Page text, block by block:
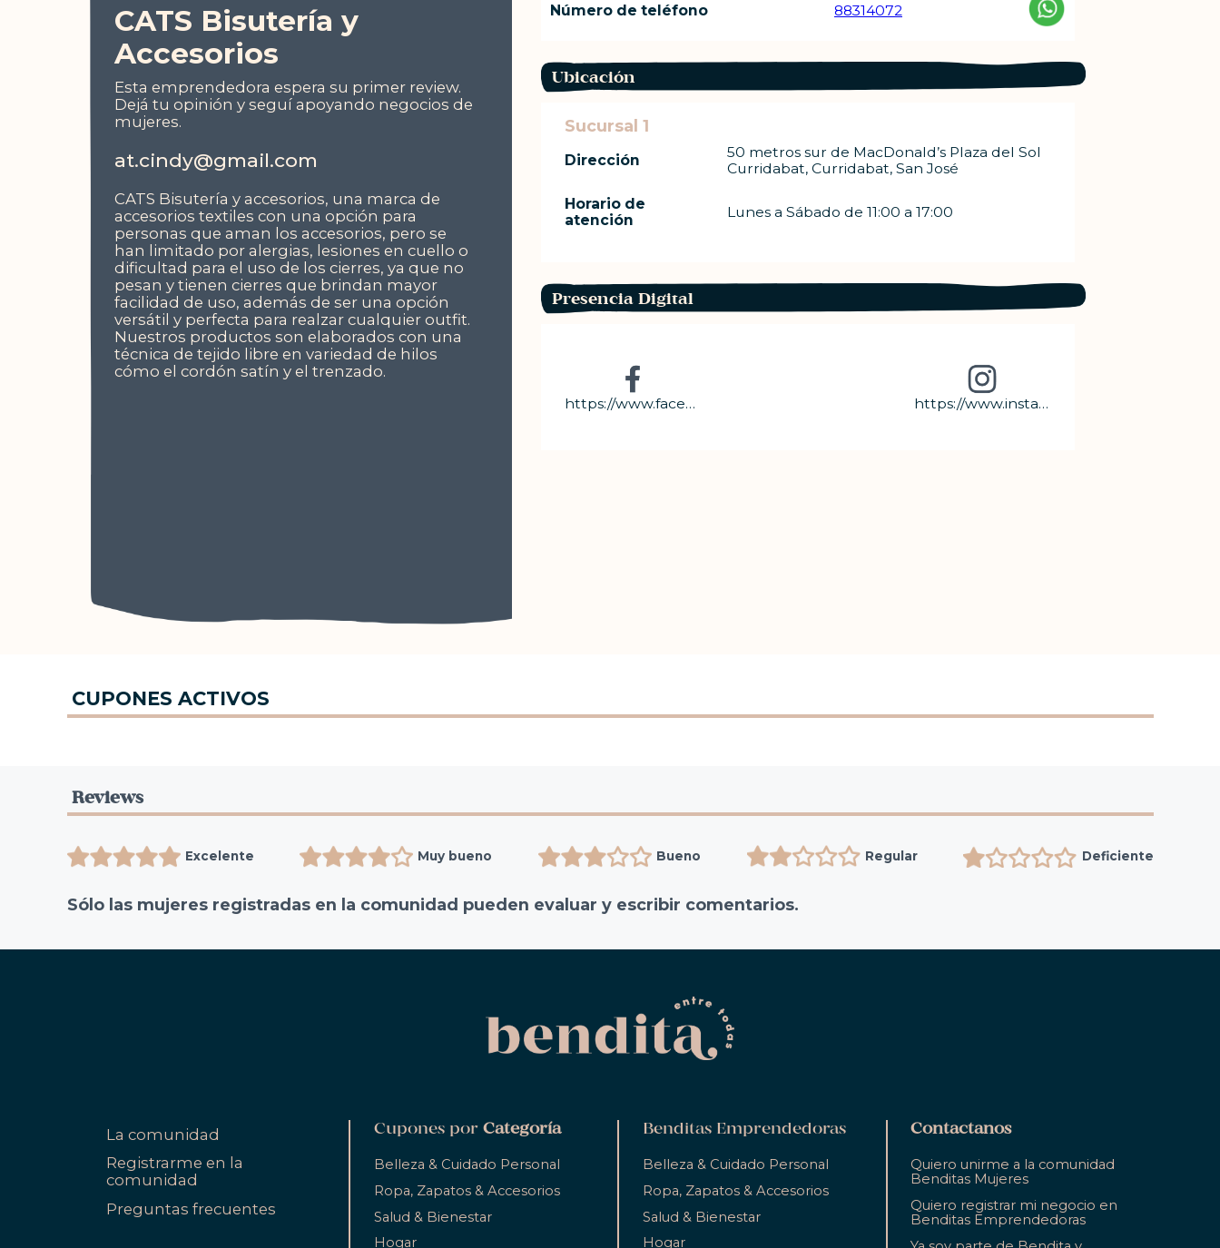
CATS Bisutería y
Accesorios
Esta emprendedora espera su primer review.
Dejá tu opinión y seguí apoyando negocios de
mujeres.
at.cindy@gmail.com
CATS Bisutería y accesorios, una marca de
accesorios textiles con una opción para
personas que aman los accesorios, pero se
han limitado por alergias, lesiones en cuello o
dificultad para el uso de los cierres, ya que no
pesan y tienen cierres que brindan mayor
facilidad de uso, además de ser una opción
versátil y perfecta para realzar cualquier outfit.
Nuestros productos son elaborados con una
técnica de tejido libre en variedad de hilos
cómo el cordón satín y el trenzado.
Número de teléfono 88314072
Ubicación
Sucursal 1
Dirección
50 metros sur de MacDonald’s Plaza del Sol
Curridabat, Curridabat, San José
Horario de
atención
Lunes a Sábado de 11:00 a 17:00
Presencia Digital
https://www.facebook.com/catsaccesorioscr/ https://www.instagram.com/catscr_accesorios?r=nametag
Reviews
Excelente Muy bueno Bueno Regular Deficiente
Sólo las mujeres registradas en la comunidad pueden evaluar y escribir comentarios.
CUPONES ACTIVOS
La comunidad
Registrarme en la
comunidad
Preguntas frecuentes
Cupones porCategoría
Belleza & Cuidado Personal
Ropa, Zapatos & Accesorios
Salud & Bienestar
Hogar
Benditas Emprendedoras
Belleza & Cuidado Personal
Ropa, Zapatos & Accesorios
Salud & Bienestar
Hogar
Contactanos
Quiero unirme a la comunidad
Benditas Mujeres
Quiero registrar mi negocio en
Benditas Emprendedoras